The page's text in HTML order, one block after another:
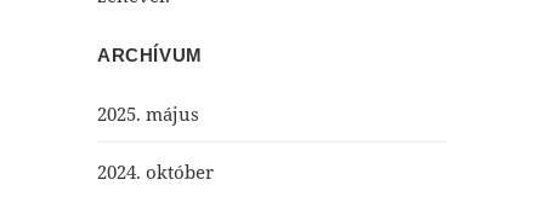
ARCHÍVUM
2025. május
2024. október